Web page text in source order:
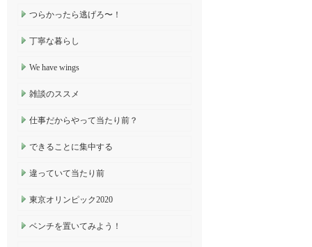
つらかったら逃げろ〜！
丁寧な暮らし
We have wings
雑談のススメ
仕事だからやって当たり前？
できることに集中する
違っていて当たり前
東京オリンピック2020
ベンチを置いてみよう！